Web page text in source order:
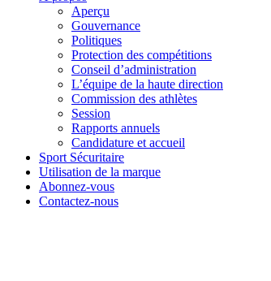
Aperçu
Gouvernance
Politiques
Protection des compétitions
Conseil d’administration
L’équipe de la haute direction
Commission des athlètes
Session
Rapports annuels
Candidature et accueil
Sport Sécuritaire
Utilisation de la marque
Abonnez-vous
Contactez-nous